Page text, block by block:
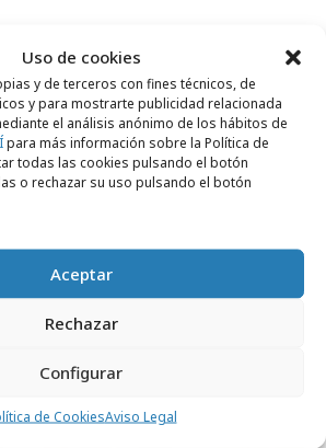
Uso de cookies
y de terceros con fines técnicos, de
y para mostrarte publicidad relacionada
el análisis anónimo de los hábitos de
para más información sobre la Política de
todas las cookies pulsando el botón
o rechazar su uso pulsando el botón
Aceptar
Rechazar
Configurar
de CookiesAviso Legal